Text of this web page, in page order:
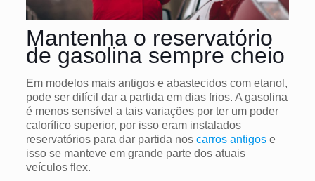
Mantenha o reservatório
de gasolina sempre cheio
Em modelos mais antigos e abastecidos com etanol,
pode ser difícil dar a partida em dias frios. A gasolina
é menos sensível a tais variações por ter um poder
calorífico superior, por isso eram instalados
reservatórios para dar partida nos carros antigose
isso se manteve em grande parte dos atuais
veículos flex.